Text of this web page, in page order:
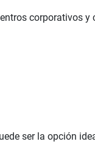
corporativos
ser la opción